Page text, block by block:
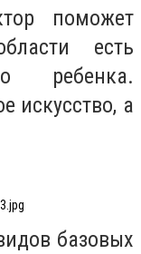
поможет
есть
ребенка.
искусство, а
базовых